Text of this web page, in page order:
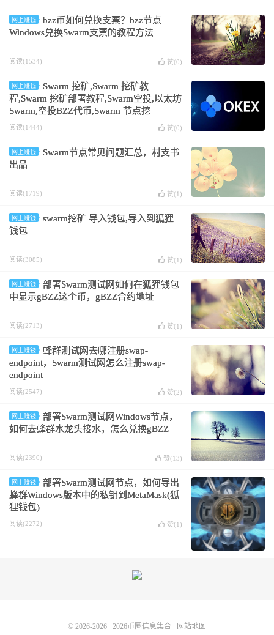
网上赚钱
bzz币如何兑换支票？bzz节点
Windows兑换Swarm支票的教程方法
阅读(1534) 赞(0)
网上赚钱
Swarm 挖矿,Swarm 挖矿教
程,Swarm 挖矿部署教程,Swarm空投,以太坊
Swarm,空投BZZ代币,Swarm 节点挖
矿,Swarm 节点挖矿教程,Swarm 节点挖矿部
空投BZZ节点代币,bzz币挖矿教程 ，
Windows 10操作教程
阅读(1444) 赞(0)
网上赚钱
Swarm节点常见问题汇总，村支书
出品
阅读(1719) 赞(1 )
网上赚钱
swarm挖矿 导入钱包,导入到狐狸
钱包
阅读(3085) 赞(1 )
网上赚钱
部署Swarm测试网如何在狐狸钱包
中显示gBZZ这个币，gBZZ合约地址
阅读(2713) 赞(1 )
网上赚钱
蜂群测试网去哪注册swap-
endpoint，Swarm测试网怎么注册swap-
endpoint
阅读(2547) 赞(2)
网上赚钱
部署Swarm测试网Windows节点，
如何去蜂群水龙头接水，怎么兑换gBZZ
阅读(2390) 赞(13)
网上赚钱
部署Swarm测试网节点，如何导出
蜂群Windows版本中的私钥到MetaMask(狐
狸钱包)
阅读(2272) 赞(1 )
© 2026-2026 2026币圈信息集合 网站地图